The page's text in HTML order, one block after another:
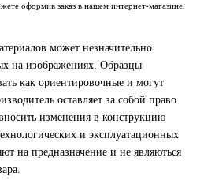
оформив заказ в нашем интернет-магазине.
может незначительно
на изображениях. Образцы
как ориентировочные и могут
оставляет за собой право
изменения в конструкцию
и эксплуатационных
на предназначение и не являються